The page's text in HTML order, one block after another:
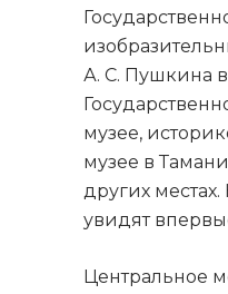
А. С. Пушкина
музее,
музее в
других
увидят
Центральное